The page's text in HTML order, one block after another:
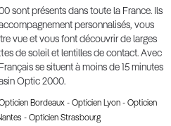
sont présents dans toute la France. Ils
personnalisés, vous
vue et vous font découvrir de larges
de soleil et lentilles de contact. Avec
se situent à moins de 15 minutes
Optic 2000.
Bordeaux- Opticien Lyon- Opticien
- Opticien Strasbourg